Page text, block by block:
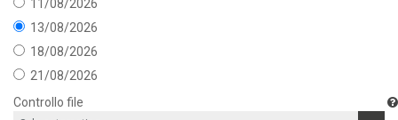
11/08/2026
13/08/2026
18/08/2026
21/08/2026
Controllo file